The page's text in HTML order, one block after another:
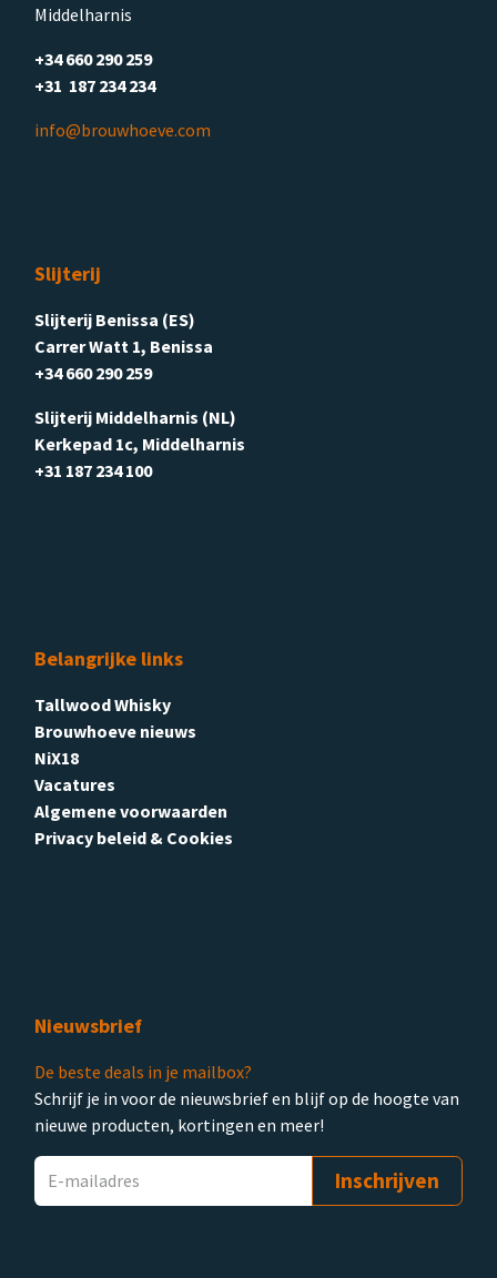
Middelharnis
+34 660 290 259
+31 187 234 234
info@brouwhoeve.com
Slijterij
Slijterij Benissa (ES)
Carrer Watt 1, Benissa
+34 660 290 259
Slijterij Middelharnis (NL)
Kerkepad 1c, Middelharnis
+31 187 234 100
Belangrijke links
Tallwood Whisky
Brouwhoeve nieuws
NiX18
Vacatures
Algemene voorwaarden
Privacy beleid & Cookies
Nieuwsbrief
De beste deals in je mailbox?
Schrijf je in voor de nieuwsbrief en blijf op de hoogte van
nieuwe producten, kortingen en meer!
Inschrijven